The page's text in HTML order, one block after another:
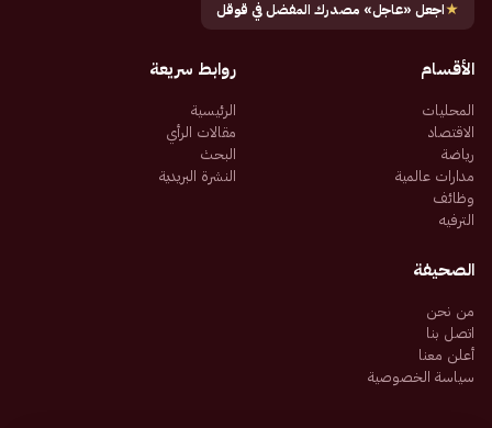
★اجعل «عاجل» مصدرك المفضل في قوقل
الأقسام
المحليات
الاقتصاد
رياضة
مدارات عالمية
وظائف
الترفيه
روابط سريعة
الرئيسية
مقالات الرأي
البحث
النشرة البريدية
الصحيفة
من نحن
اتصل بنا
أعلن معنا
سياسة الخصوصية